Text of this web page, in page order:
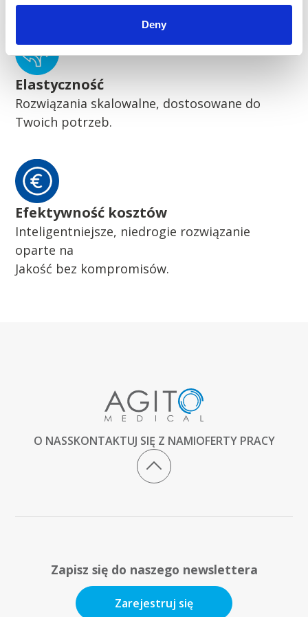
Deny
Elastyczność
Rozwiązania skalowalne, dostosowane do
Twoich potrzeb.
Efektywność kosztów
Inteligentniejsze, niedrogie rozwiązanie
oparte na
Jakość bez kompromisów.
O NASSKONTAKTUJ SIĘ Z NAMIOFERTY PRACY
Zapisz się do naszego newslettera
Zarejestruj się